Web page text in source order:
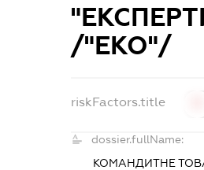
/"ЕКО"/
riskFactors.title
dossier.fullName:
КОМАНДИТНЕ